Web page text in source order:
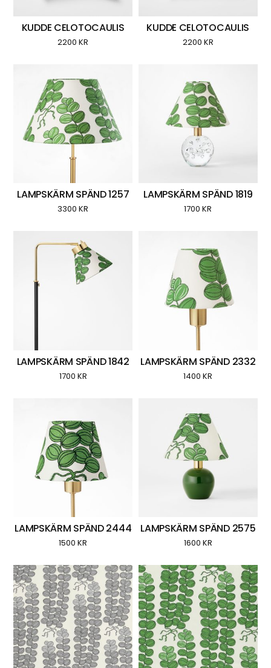
KUDDE CELOTOCAULIS
2200KR
KUDDE CELOTOCAULIS
2200 KR
LAMPSKÄRM SPÄND 1257
3300KR
LAMPSKÄRM SPÄND 1819
1700KR
LAMPSKÄRM SPÄND 1842
1700 KR
LAMPSKÄRM SPÄND 2332
1400KR
LAMPSKÄRM SPÄND 2444
1500KR
LAMPSKÄRM SPÄND 2575
1600 KR